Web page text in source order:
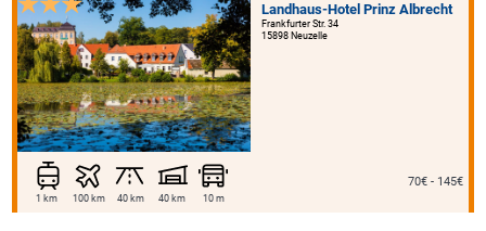
Landhaus-Hotel Prinz Albrecht
Frankfurter Str. 34
15898 Neuzelle
1 km 100 km 40 km 40 km 10 m
70€ - 145€